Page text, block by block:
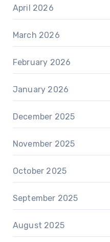
April 2026
March 2026
February 2026
January 2026
December 2025
November 2025
October 2025
September 2025
August 2025